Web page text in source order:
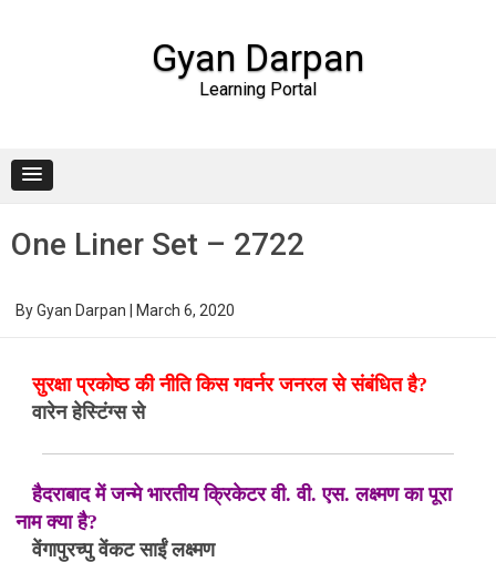
Gyan Darpan
Learning Portal
One Liner Set – 2722
ByGyan Darpan March 6, 2020
सुरक्षा प्रकोष्ठ की नीति किस गवर्नर जनरल से संबंधित है?
वारेन हेस्टिंग्स से
हैदराबाद में जन्मे भारतीय क्रिकेटर वी. वी. एस. लक्ष्मण का पूरा
नाम क्या है?
वेंगापुरच्पु वेंकट साईं लक्ष्मण